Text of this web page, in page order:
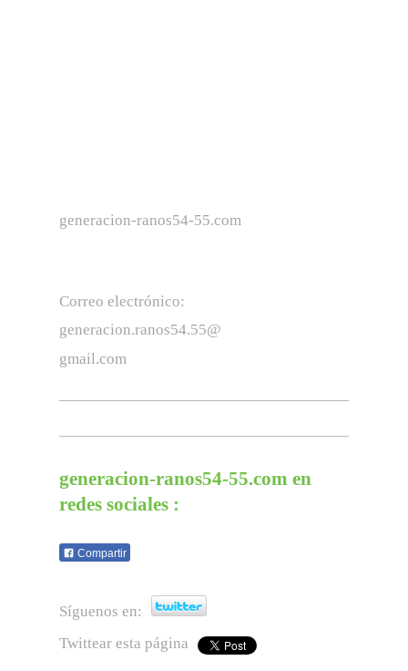
generacion-ranos54-55.com
Correo electrónico:
generacion.ranos54.55@
gmail.com
generacion-ranos54-55.com en
redes sociales :
Compartir
Síguenos en:
Twittear esta página